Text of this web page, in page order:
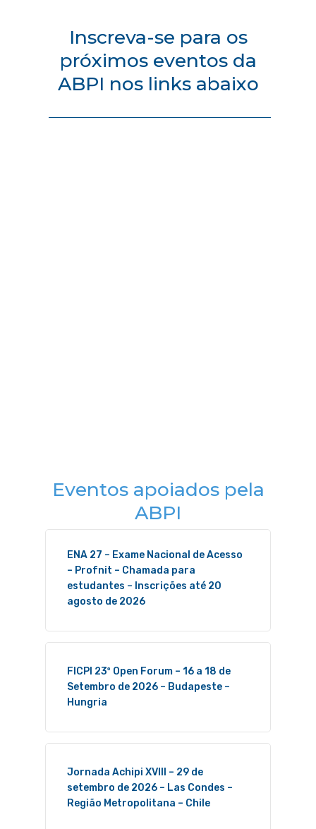
Inscreva-se para os
próximos eventos da
ABPI nos links abaixo
Eventos apoiados pela
ABPI
ENA 27 – Exame Nacional de Acesso
– Profnit – Chamada para
estudantes – Inscrições até 20
agosto de 2026
FICPI 23º Open Forum – 16 a 18 de
Setembro de 2026 – Budapeste –
Hungria
Jornada Achipi XVIII – 29 de
setembro de 2026 – Las Condes –
Região Metropolitana – Chile